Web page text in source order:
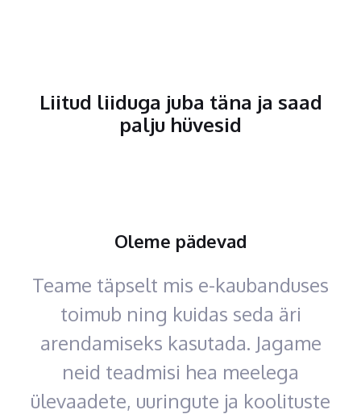
Liitud liiduga juba täna ja saad
palju hüvesid
Oleme pädevad
Teame täpselt mis e-kaubanduses
toimub ning kuidas seda äri
arendamiseks kasutada. Jagame
neid teadmisi hea meelega
ülevaadete, uuringute ja koolituste